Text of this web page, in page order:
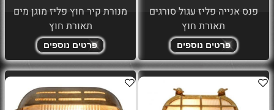
פנס אנייה פליז עגול סורגים
תאורת חוץ
פרטים נוספים
מנורת קיר חוץ פליז מוגן מים
תאורת חוץ
פרטים נוספים